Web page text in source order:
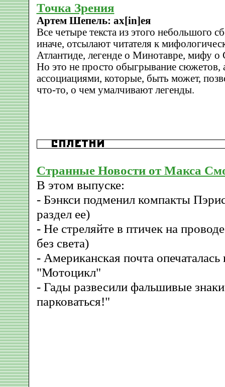
Точка Зрения
Артем Шепель: ах[in]ея
Все четыре текста из этого небольшого
иначе, отсылают читателя к
Атлантиде, легенде о Минотавре, мифу о
Но это не просто обыгрывание сюжетов,
ассоциациями, которые, быть может,
что-то, о чем умалчивают легенды.
Странные Новости от Макса
В этом выпуске:
- Бэнкси подменил компакты
раздел ее)
- Не стреляйте в птичек на
без света)
- Американская почта опечаталась
"Мотоцикл"
- Гады развесили фальшивые
парковаться!"